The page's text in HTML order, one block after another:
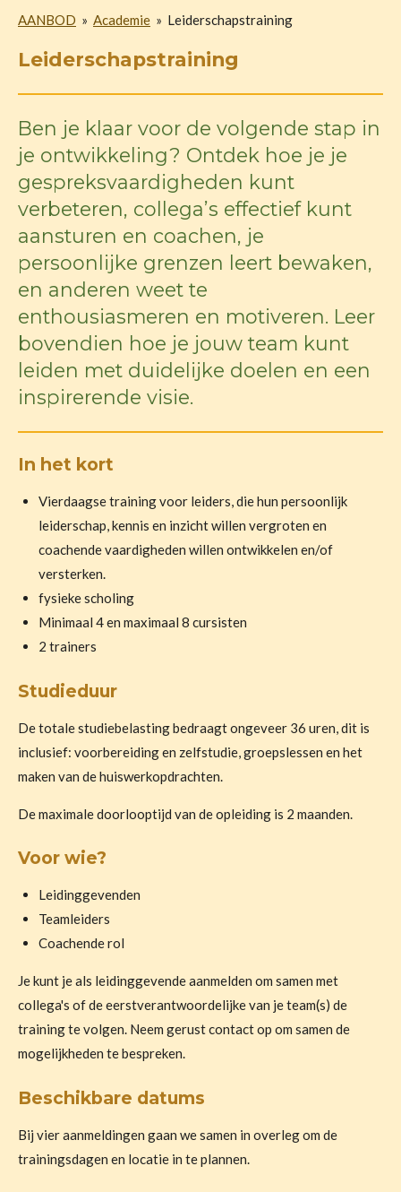
AANBOD » Academie » Leiderschapstraining
Leiderschapstraining
Ben je klaar voor de volgende stap in
je ontwikkeling? Ontdek hoe je je
gespreksvaardigheden kunt
verbeteren, collega’s effectief kunt
aansturen en coachen, je
persoonlijke grenzen leert bewaken,
en anderen weet te
enthousiasmeren en motiveren. Leer
bovendien hoe je jouw team kunt
leiden met duidelijke doelen en een
inspirerende visie.
In het kort
Vierdaagse training voor leiders, die hun persoonlijk
leiderschap, kennis en inzicht willen vergroten en
coachende vaardigheden willen ontwikkelen en/of
versterken.
fysieke scholing
Minimaal 4 en maximaal 8 cursisten
2 trainers
Studieduur
De totale studiebelasting bedraagt ongeveer 36 uren, dit is
inclusief: voorbereiding en zelfstudie, groepslessen en het
maken van de huiswerkopdrachten.
De maximale doorlooptijd van de opleiding is 2 maanden.
Voor wie?
Leidinggevenden
Teamleiders
Coachende rol
Je kunt je als leidinggevende aanmelden om samen met
collega's of de eerstverantwoordelijke van je team(s) de
training te volgen. Neem gerust contact op om samen de
mogelijkheden te bespreken.
Beschikbare datums
Bij vier aanmeldingen gaan we samen in overleg om de
trainingsdagen en locatie in te plannen.